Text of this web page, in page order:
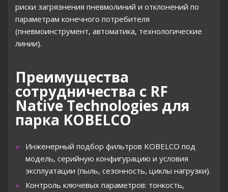
риски загрязнения пневмолиний и отклонений по
параметрам конечного потребителя
(пневмоинструмент, автоматика, технологические
линии).
Преимущества
сотрудничества с RF
Native Technologies для
парка KOBELCO
Инженерный подбор фильтров KOBELCO под
модель, серийную конфигурацию и условия
эксплуатации (пыль, сезонность, циклы нагрузки).
Контроль ключевых параметров: тонкость,